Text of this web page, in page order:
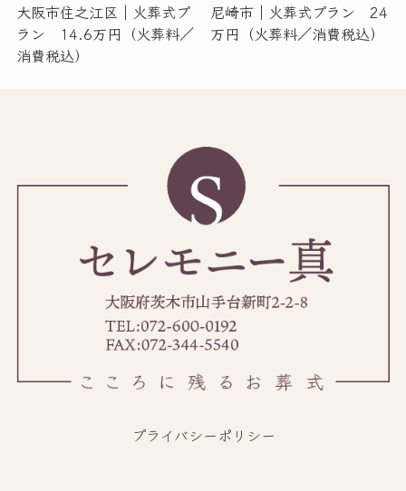
大阪市住之江区｜火葬式プ
ラン 14.6万円（火葬料／
消費税込）
尼崎市｜火葬式プラン 24
万円（火葬料／消費税込）
プライバシーポリシー